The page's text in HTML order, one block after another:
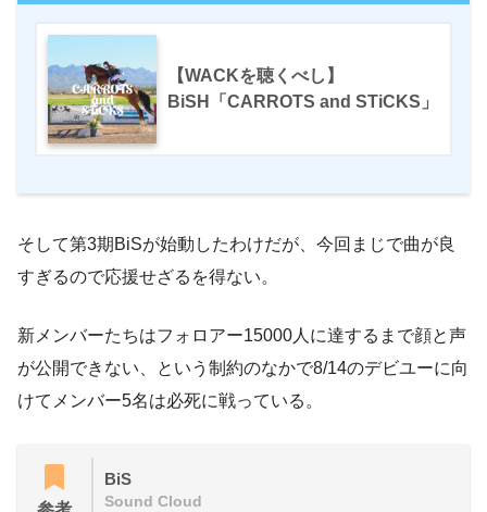
【WACKを聴くべし】
BiSH「CARROTS and STiCKS」
そして第3期 BiSが始動したわけだが、今回まじで曲が良
すぎるので応援せざるを得ない。
新メンバーたちはフォロアー15000人に達するまで顔と声
が公開できない、という制約のなかで8/14のデビユーに向
けてメンバー5名は必死に戦っている。
BiS
Sound Cloud